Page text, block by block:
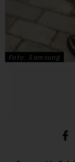
Foto: Samsung